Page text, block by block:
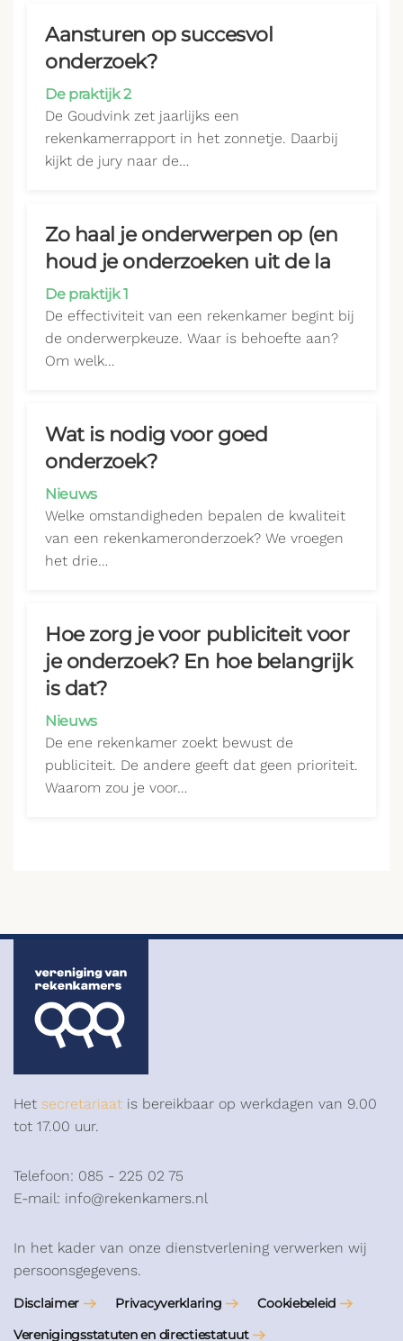
Aansturen op succesvol
onderzoek?
De praktijk 2
De Goudvink zet jaarlijks een
rekenkamerrapport in het zonnetje. Daarbij
kijkt de jury naar de…
Zo haal je onderwerpen op (en
houd je onderzoeken uit de la
De praktijk 1
De effectiviteit van een rekenkamer begint bij
de onderwerpkeuze. Waar is behoefte aan?
Om welk…
Wat is nodig voor goed
onderzoek?
Nieuws
Welke omstandigheden bepalen de kwaliteit
van een rekenkameronderzoek? We vroegen
het drie…
Hoe zorg je voor publiciteit voor
je onderzoek? En hoe belangrijk
is dat?
Nieuws
De ene rekenkamer zoekt bewust de
publiciteit. De andere geeft dat geen prioriteit.
Waarom zou je voor…
Het secretariaat is bereikbaar op werkdagen van 9.00
tot 17.00 uur.
Telefoon: 085 - 225 02 75
E-mail: info@rekenkamers.nl
In het kader van onze dienstverlening verwerken wij
persoonsgegevens.
Disclaimer Privacyverklaring
Cookiebeleid
Verenigingsstatuten en directiestatuut